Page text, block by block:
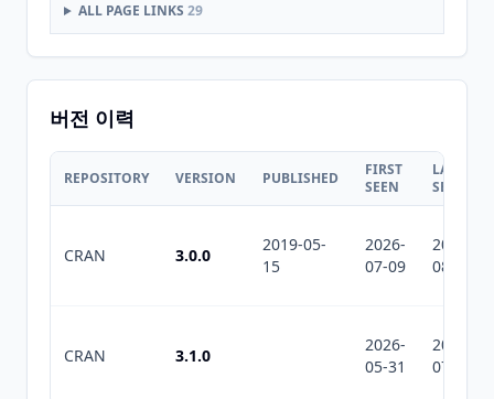
ALL PAGE LINKS 29
버전 이력
REPOSITORY VERSION PUBLISHED
FIRST
SEEN
LAST
SEEN
CRAN 3.0.0
2019-05-
15
2026-
07-09
2026-
08-05
CRAN 3.1.0
2026-
05-31
2026-
07-10